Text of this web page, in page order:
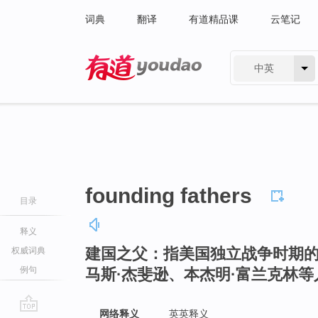
词典 翻译 有道精品课 云笔记
中英
目录
释义
权威词典
例句
founding fathers
建国之父：指美国独立战争时期
马斯·杰斐逊、本杰明·富兰克林
网络释义 英英释义